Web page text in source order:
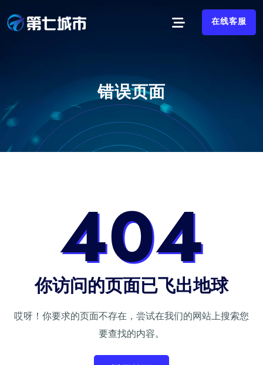
在线客服
错误页面
404
你访问的页面已飞出地球
哎呀！你要求的页面不存在，尝试在我们的网站上搜索您
要查找的内容。